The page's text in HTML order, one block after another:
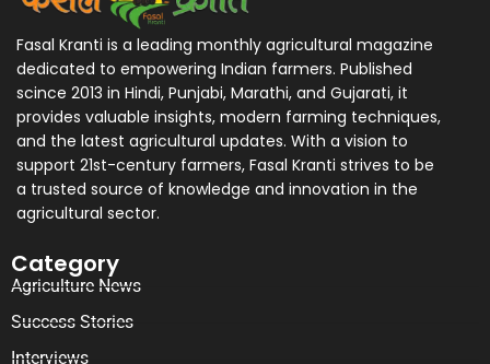
Fasal Kranti is a leading monthly agricultural magazine
dedicated to empowering Indian farmers. Published
scince 2013 in Hindi, Punjabi, Marathi, and Gujarati, it
provides valuable insights, modern farming techniques,
and the latest agricultural updates. With a vision to
support 21st-century farmers, Fasal Kranti strives to be
a trusted source of knowledge and innovation in the
agricultural sector.
Category
Agriculture News
Success Stories
Interviews